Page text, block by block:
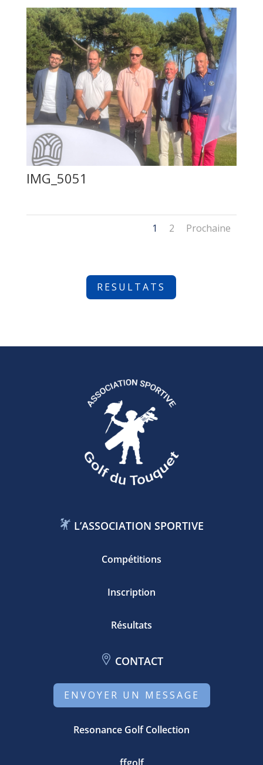
IMG_5051
1 2 Prochaine
RESULTATS
L’ASSOCIATION SPORTIVE
Compétitions
Inscription
Résultats
CONTACT
ENVOYER UN MESSAGE
Resonance Golf Collection